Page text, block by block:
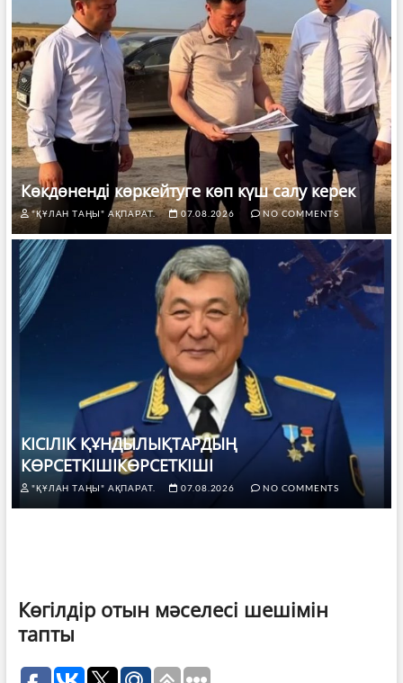
Көкдөненді көркейтуге көп күш салу керек
"ҚҰЛАН ТАҢЫ" АҚПАРАТ. 07.08.2026 NO COMMENTS
КІСІЛІК ҚҰНДЫЛЫҚТАРДЫҢ
КӨРСЕТКІШІКӨРСЕТКІШІ
"ҚҰЛАН ТАҢЫ" АҚПАРАТ. 07.08.2026 NO COMMENTS
Көгілдір отын мәселесі шешімін
тапты